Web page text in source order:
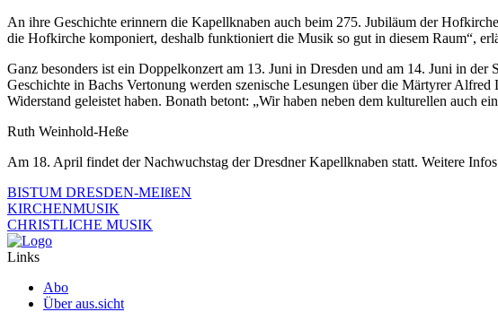
An ihre Geschichte erinnern die Kapellknaben auch beim 275. Jubiläum der
die Hofkirche komponiert, deshalb funktioniert die Musik so gut in diesem Raum“,
Ganz besonders ist ein Doppelkonzert am 13. Juni in Dresden und am 14. Juni in
Geschichte in Bachs Vertonung werden szenische Lesungen über die Märtyrer
Widerstand geleistet haben. Bonath betont: „Wir haben neben dem kulturellen auch
Ruth Weinhold-Heße
Am 18. April findet der Nachwuchstag der Dresdner Kapellknaben statt. Weitere
BISTUM DRESDEN-MEIßEN
KIRCHENMUSIK
CHRISTLICHE MUSIK
Links
Abo
Über aus.sicht